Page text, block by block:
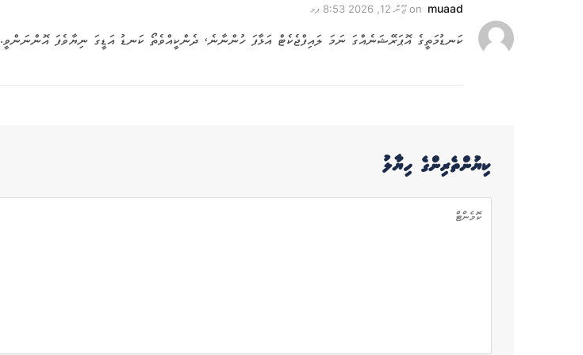
muaad ޖޫން 12, 2026 8:53 ޕމ
ކަނޑުމަތީގެ އޮޕަރޭޝަނެއްގަ ނަމަ ލައިފްޖެކެޓް އަޅާފަ ހުންނާނެ، ދެންކީއްވެތޯ ކަނޑު އަޑީގަ ނިޔާވެފަ އޮންނަންވީ.
ކިޔުންތެރިންގެ ހިޔާލު